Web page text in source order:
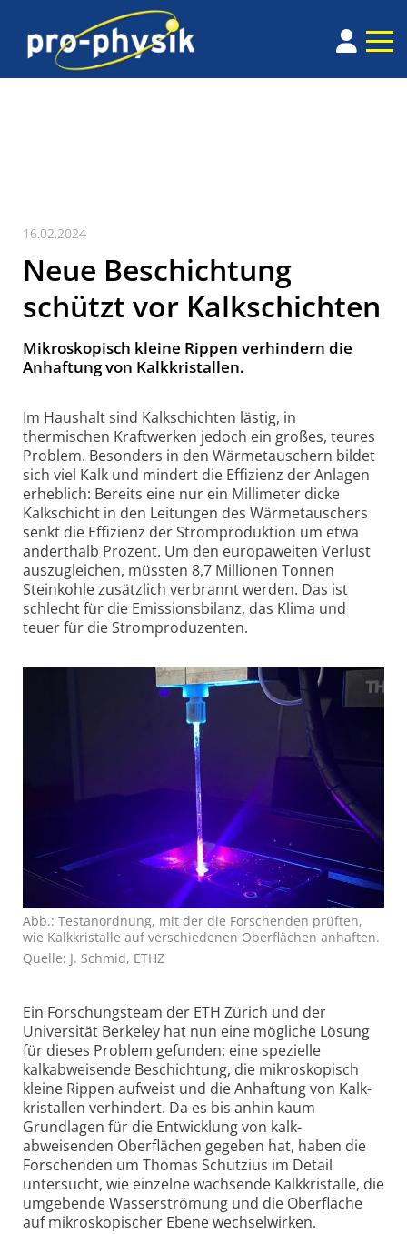
16.02.2024
Neue Beschichtung
schützt vor Kalkschichten
Mikroskopisch kleine Rippen verhindern die
Anhaftung von Kalkkristallen.
Im Haushalt sind Kalk­schichten lästig, in
thermischen Kraftwerken jedoch ein großes, teures
Problem. Besonders in den Wärme­tauschern bildet
sich viel Kalk und mindert die Effizienz der Anlagen
erheblich: Bereits eine nur ein Millimeter dicke
Kalkschicht in den Leitungen des Wärmetauschers
senkt die Effizienz der Strom­produktion um etwa
anderthalb Prozent. Um den europaweiten Verlust
auszugleichen, müssten 8,7 Millionen Tonnen
Steinkohle zusätzlich verbrannt werden. Das ist
schlecht für die Emissions­bilanz, das Klima und
teuer für die Stromproduzenten.
Abb.: Testanordnung, mit der die Forschenden prüften,
wie Kalkkristalle auf verschiedenen Oberflächen anhaften.
Quelle: J. Schmid, ETHZ
Ein Forschungsteam der ETH Zürich und der
Universität Berkeley hat nun eine mögliche Lösung
für dieses Problem gefunden: eine spezielle
kalkabweisende Beschichtung, die mikro­skopisch
kleine Rippen aufweist und die Anhaftung von Kalk­
kristallen verhindert. Da es bis anhin kaum
Grundlagen für die Entwicklung von kalk­
abweisenden Oberflächen gegeben hat, haben die
Forschenden um Thomas Schutzius im Detail
untersucht, wie einzelne wachsende Kalkkristalle, die
umgebende Wasser­strömung und die Oberfläche
auf mikro­skopischer Ebene wechselwirken.